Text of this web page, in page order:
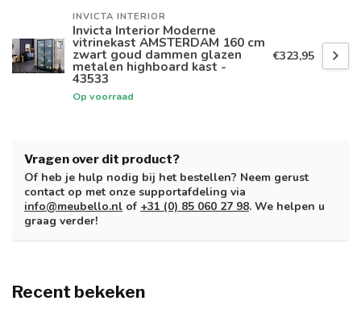
INVICTA INTERIOR
Invicta Interior Moderne
vitrinekast AMSTERDAM 160 cm
zwart goud dammen glazen
metalen highboard kast -
43533
Op voorraad
€323,95
Vragen over dit product?
Of heb je hulp nodig bij het bestellen? Neem gerust
contact op met onze supportafdeling via
info@meubello.nl of +31 (0) 85 060 27 98. We helpen u
graag verder!
Recent bekeken